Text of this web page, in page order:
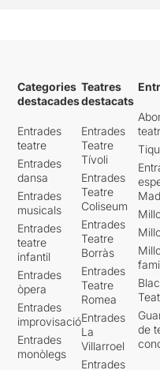
Categories
destacades
Entrades
teatre
Entrades
dansa
Entrades
musicals
Entrades
teatre
infantil
Entrades
òpera
Entrades
improvisació
Entrades
monòlegs
Teatres
destacats
Entrades
Teatre
Tívoli
Entrades
Teatre
Coliseum
Entrades
Teatre
Borràs
Entrades
Teatre
Romea
Entrades
La
Villarroel
Entrades
de